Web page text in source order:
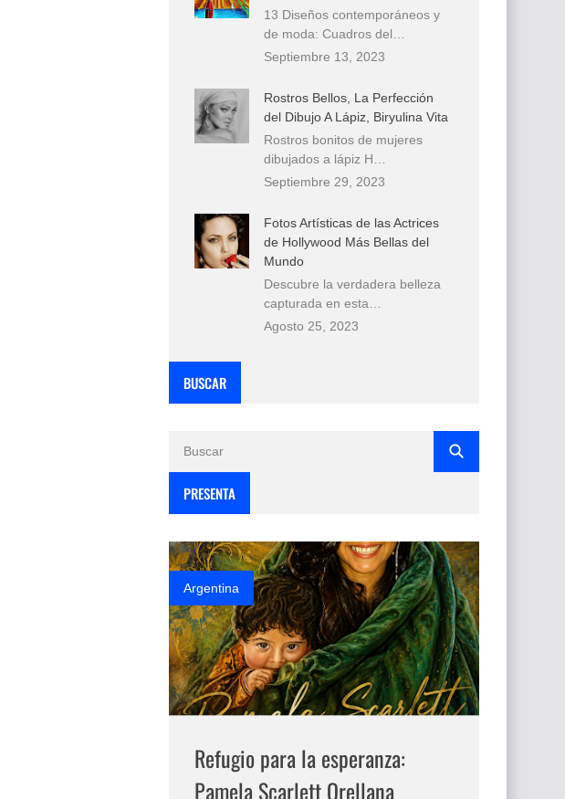
13 Diseños contemporáneos y
de moda: Cuadros del…
Septiembre 13, 2023
Rostros Bellos, La Perfección
del Dibujo A Lápiz, Biryulina Vita
Rostros bonitos de mujeres
dibujados a lápiz H…
Septiembre 29, 2023
Fotos Artísticas de las Actrices
de Hollywood Más Bellas del
Mundo
Descubre la verdadera belleza
capturada en esta…
Agosto 25, 2023
BUSCAR
PRESENTA
Argentina
Refugio para la esperanza:
Pamela Scarlett Orellana